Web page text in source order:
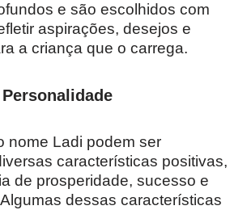
e são escolhidos com
aspirações, desejos e
a criança que o carrega.
nome Ladi podem ser
características positivas,
de prosperidade, sucesso e
dessas características